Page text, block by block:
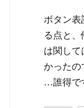
ボタン
る点と
は関し
かったの
…誰得で